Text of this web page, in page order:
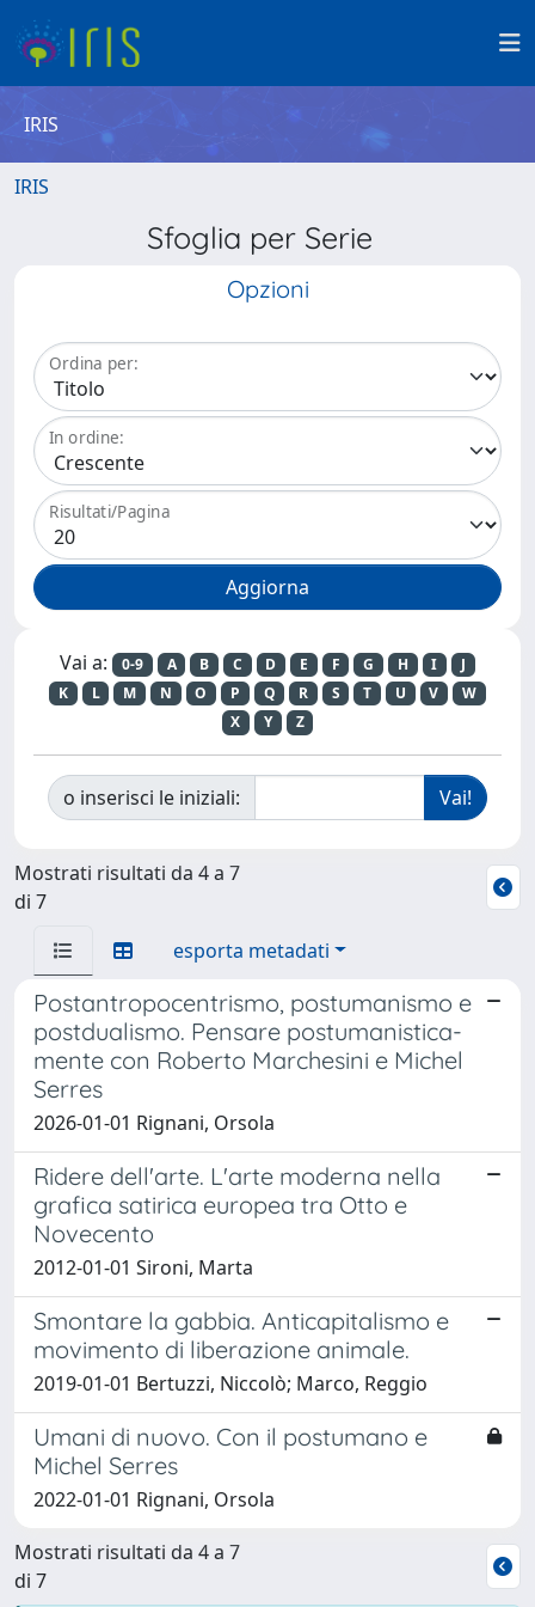
IRIS
IRIS
Sfoglia per Serie
Opzioni
Ordina per:
In ordine:
Risultati/Pagina
Vai a: 0-9 A B C D E F G H I
J
K
L M N O P Q R S T U V
W
X
Y Z
o inserisci le iniziali:
Mostrati risultati da 4 a 7
di 7
esporta metadati
Postantropocentrismo, postumanismo e
postdualismo. Pensare postumanistica-
mente con Roberto Marchesini e Michel
Serres
2026-01-01 Rignani, Orsola
Ridere dell'arte. L'arte moderna nella
grafica satirica europea tra Otto e
Novecento
2012-01-01 Sironi, Marta
Smontare la gabbia. Anticapitalismo e
movimento di liberazione animale.
2019-01-01 Bertuzzi, Niccolò; Marco, Reggio
Umani di nuovo. Con il postumano e
Michel Serres
2022-01-01 Rignani, Orsola
Mostrati risultati da 4 a 7
di 7